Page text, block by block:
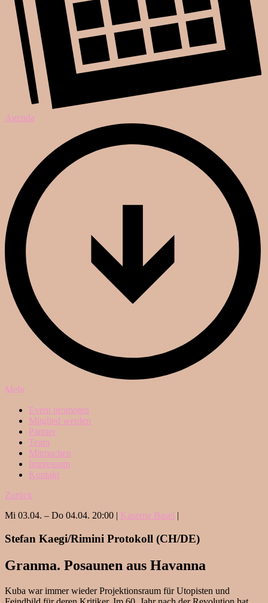
Agenda
Mehr
Event promoten
Mitglied werden
Partner
Team
Mitmachen
Impressum
Kontakt
Zurück
Mi 03.04. – Do 04.04. 20:00 | Kaserne Basel |
Stefan Kaegi/Rimini Protokoll (CH/DE)
Granma. Posaunen aus Havanna
Kuba war immer wieder Projektionsraum für Utopisten und